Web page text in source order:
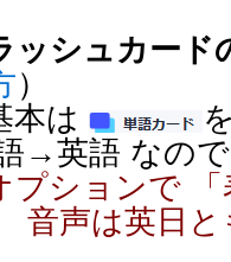
ッシュカード
）
は
→英語 なの
プションで
音声は英日